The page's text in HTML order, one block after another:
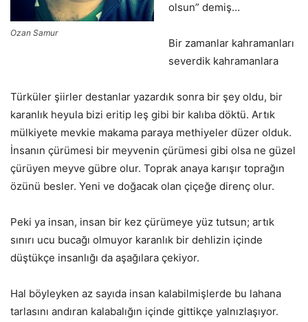
Ozan Samur
olsun” demiş…
Bir zamanlar kahramanları
severdik kahramanlara
Türküler şiirler destanlar yazardık sonra bir şey oldu, bir
karanlık heyula bizi eritip leş gibi bir kalıba döktü. Artık
mülkiyete mevkie makama paraya methiyeler düzer olduk.
İnsanın çürümesi bir meyvenin çürümesi gibi olsa ne güzel
çürüyen meyve gübre olur. Toprak anaya karışır toprağın
özünü besler. Yeni ve doğacak olan çiçeğe direnç olur.
Peki ya insan, insan bir kez çürümeye yüz tutsun; artık
sınırı ucu bucağı olmuyor karanlık bir dehlizin içinde
düştükçe insanlığı da aşağılara çekiyor.
Hal böyleyken az sayıda insan kalabilmişlerde bu lahana
tarlasını andıran kalabalığın içinde gittikçe yalnızlaşıyor.